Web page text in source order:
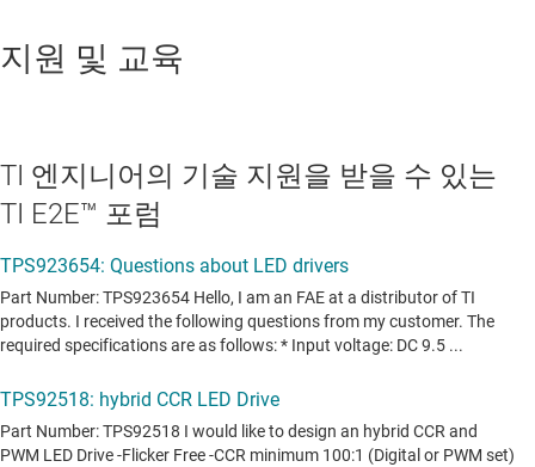
지원 및 교육
TI 엔지니어의 기술 지원을 받을 수 있는
TI E2E™ 포럼